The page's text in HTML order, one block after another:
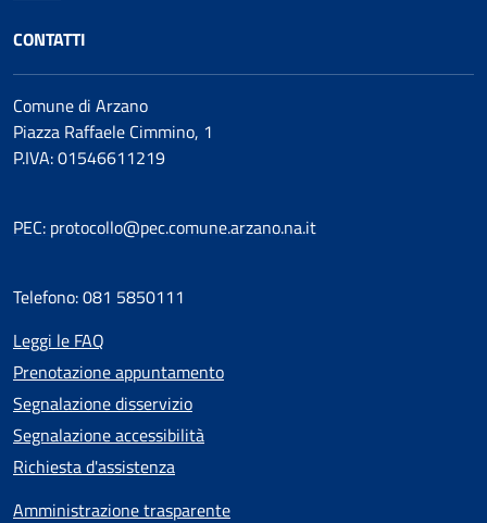
CONTATTI
Comune di Arzano
Piazza Raffaele Cimmino, 1
P.IVA: 01546611219
PEC: protocollo@pec.comune.arzano.na.it
Telefono: 081 5850111
Leggi le FAQ
Prenotazione appuntamento
Segnalazione disservizio
Segnalazione accessibilità
Richiesta d'assistenza
Amministrazione trasparente